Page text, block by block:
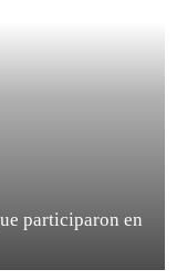
participaron en